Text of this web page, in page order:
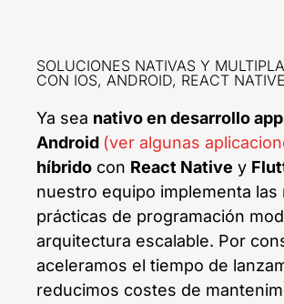
SOLUCIONES NATIVAS Y
CON IOS, ANDROID, REACT
Ya sea nativo en desarrollo
Android (ver algunas
híbrido con React Native y
nuestro equipo implementa las
prácticas de programación
arquitectura escalable. Por
aceleramos el tiempo de
reducimos costes de